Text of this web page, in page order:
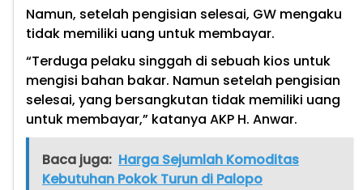
Namun, setelah pengisian selesai, GW mengaku
tidak memiliki uang untuk membayar.
“Terduga pelaku singgah di sebuah kios untuk
mengisi bahan bakar. Namun setelah pengisian
selesai, yang bersangkutan tidak memiliki uang
untuk membayar,” katanya AKP H. Anwar.
Baca juga: Harga Sejumlah Komoditas
Kebutuhan Pokok Turun di Palopo